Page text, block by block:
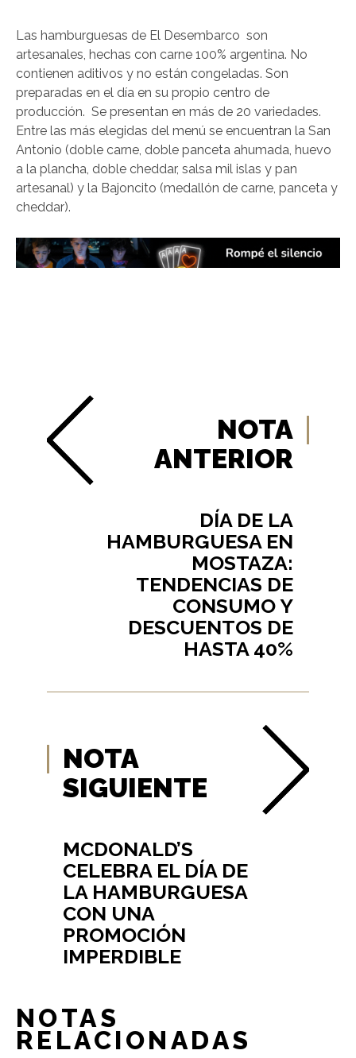
Las hamburguesas de El Desembarco son
artesanales, hechas con carne 100% argentina. No
contienen aditivos y no están congeladas. Son
preparadas en el día en su propio centro de
producción. Se presentan en más de 20 variedades.
Entre las más elegidas del menú se encuentran la San
Antonio (doble carne, doble panceta ahumada, huevo
a la plancha, doble cheddar, salsa mil islas y pan
artesanal) y la Bajoncito (medallón de carne, panceta y
cheddar).
NOTA
ANTERIOR
DÍA DE LA
HAMBURGUESA EN
MOSTAZA:
TENDENCIAS DE
CONSUMO Y
DESCUENTOS DE
HASTA 40%
NOTA
SIGUIENTE
MCDONALD’S
CELEBRA EL DÍA DE
LA HAMBURGUESA
CON UNA
PROMOCIÓN
IMPERDIBLE
NOTAS
RELACIONADAS